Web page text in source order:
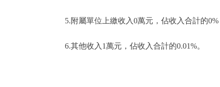
5.附屬單位上繳收入0萬元，佔收入合計的
6.其他收入1萬元，佔收入合計的0.01%。